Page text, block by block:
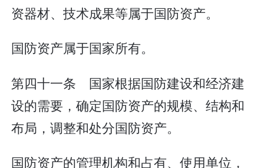
资器材、技术成果等属于国防资产。
国防资产属于国家所有。
第四十一条 国家根据国防建设和经济建
设的需要，确定国防资产的规模、结构和
布局，调整和处分国防资产。
国防资产的管理机构和占有、使用单位，